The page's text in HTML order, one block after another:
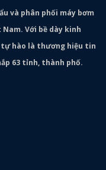
và phân phối máy bơm
Với bề dày kinh
tự hào là thương hiệu tin
63 tỉnh, thành phố.